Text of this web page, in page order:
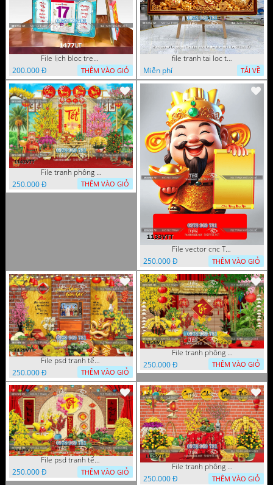
File lịch bloc treo tường thần tài cưỡi cá chép thuận buồm xuôi gió 1477LT
200.000 Đ
THÊM VÀO GIỎ
file tranh tai loc tet cay kim tien phuc loc tho than tai di lac 072026 39
Miễn phí
TẢI VỀ
File tranh phông nền background tết chụp hình chụp ảnh tết thần tài mai đào xuân 1143VTT
250.000 Đ
THÊM VÀO GIỎ
File vector cnc Tết thần tài lịch tài lộc cầm vàng tết 1133VTT
250.000 Đ
THÊM VÀO GIỎ
File psd tranh tết năm mới background phông nền tết mai đào bánh tét 1129VTT
250.000 Đ
THÊM VÀO GIỎ
File tranh phông nền background décor tết 1128VTT
250.000 Đ
THÊM VÀO GIỎ
File psd tranh tết năm mới phông nền chụp hình tết décor 1126VTT
250.000 Đ
THÊM VÀO GIỎ
File tranh phông chụp hình tết file background tranh tết 1125VTT
250.000 Đ
THÊM VÀO GIỎ